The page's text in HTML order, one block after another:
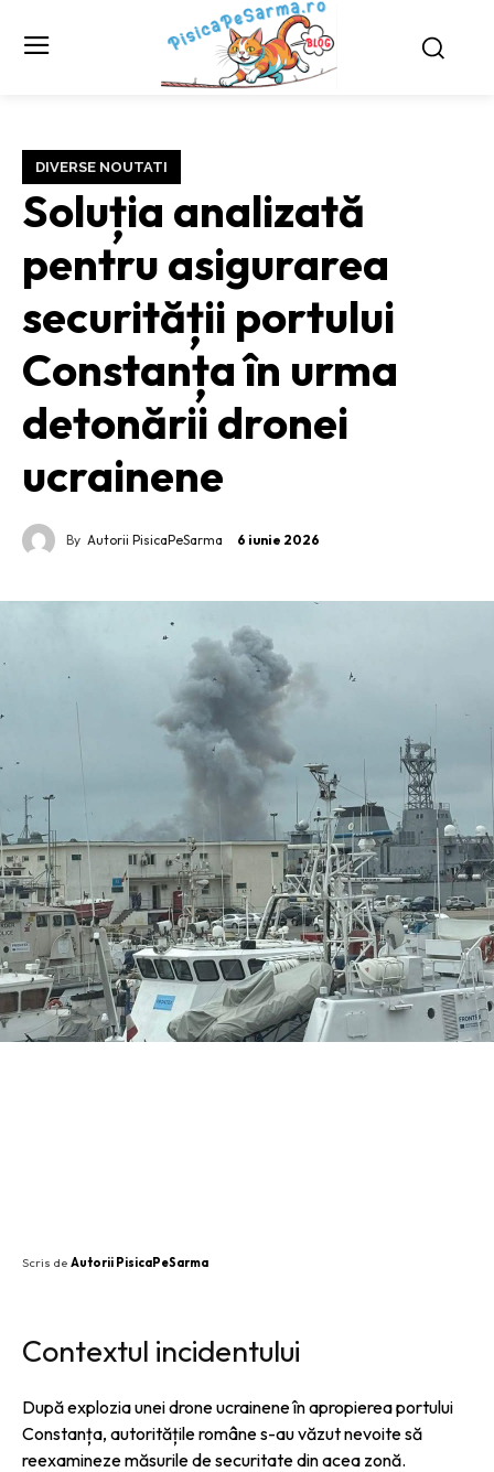
DIVERSE NOUTATI
Soluția analizată
pentru asigurarea
securității portului
Constanța în urma
detonării dronei
ucrainene
By Autorii PisicaPeSarma 6 iunie 2026
Scris de Autorii PisicaPeSarma
Contextul incidentului
După explozia unei drone ucrainene în apropierea portului
Constanța, autoritățile române s-au văzut nevoite să
reexamineze măsurile de securitate din acea zonă.